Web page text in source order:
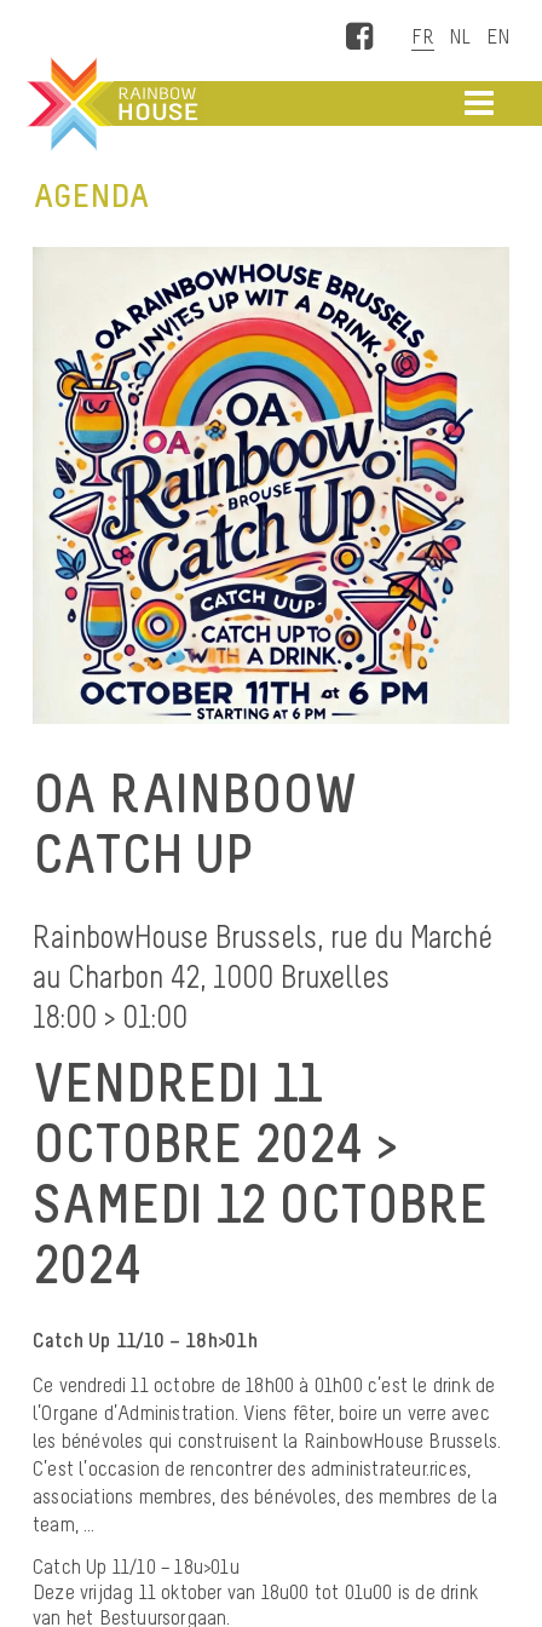
Facebook
AGENDA
OA RAINBOOW
CATCH UP
RainbowHouse Brussels, rue du Marché
au Charbon 42, 1000 Bruxelles
18:00 > 01:00
VENDREDI 11
OCTOBRE 2024 >
SAMEDI 12 OCTOBRE
2024
Catch Up 11/10 – 18h>01h
Ce vendredi 11 octobre de 18h00 à 01h00 c’est le drink de
l’Organe d’Administration. Viens fêter, boire un verre avec
les bénévoles qui construisent la RainbowHouse Brussels.
C’est l’occasion de rencontrer des administrateur.rices,
associations membres, des bénévoles, des membres de la
team, …
Catch Up 11/10 – 18u>01u
Deze vrijdag 11 oktober van 18u00 tot 01u00 is de drink
van het Bestuursorgaan.